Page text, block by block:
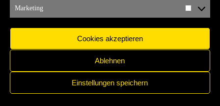
Marketing
Cookies akzeptieren
Ablehnen
Einstellungen speichern